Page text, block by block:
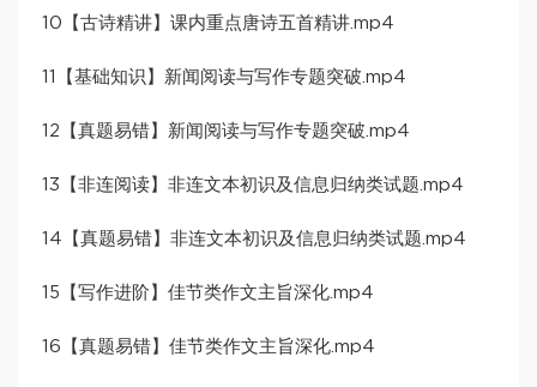
10【古诗精讲】课内重点唐诗五首精讲.mp4
11【基础知识】新闻阅读与写作专题突破.mp4
12【真题易错】新闻阅读与写作专题突破.mp4
13【非连阅读】非连文本初识及信息归纳类试题.mp4
14【真题易错】非连文本初识及信息归纳类试题.mp4
15【写作进阶】佳节类作文主旨深化.mp4
16【真题易错】佳节类作文主旨深化.mp4